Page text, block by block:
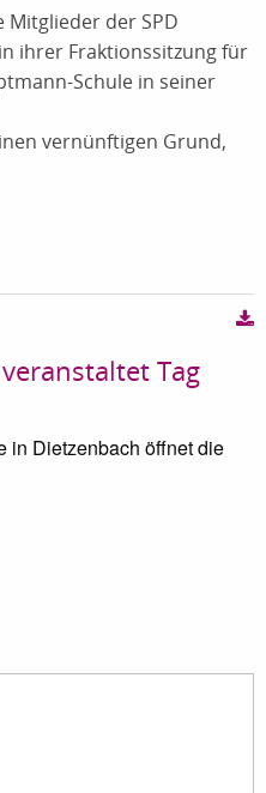
Mitglieder der SPD
ihrer Fraktionssitzung für
Schule in seiner
vernünftigen Grund,
Tag
in Dietzenbach öffnet die